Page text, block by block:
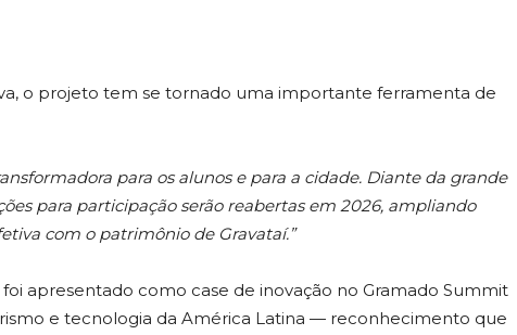
o projeto tem se tornado uma importante ferramenta de
para os alunos e para a cidade. Diante da grande
para participação serão reabertas em 2026, ampliando
com o patrimônio de Gravataí.”
apresentado como case de inovação no Gramado Summit
e tecnologia da América Latina — reconhecimento que